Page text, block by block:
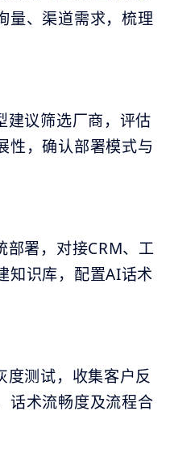
量、渠道需求，梳理
建议筛选厂商，评估
性，确认部署模式与
部署，对接CRM、工
知识库，配置AI话术
度测试，收集客户反
话术流畅度及流程合